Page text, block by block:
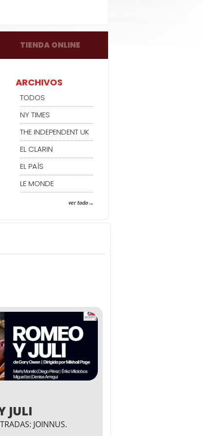
TIENDA ONLINE
ARCHIVOS
TODOS
NY TIMES
THE INDEPENDENT UK
EL CLARIN
EL PAÍS
LE MONDE
ver todo
JULI
JOINNUS.